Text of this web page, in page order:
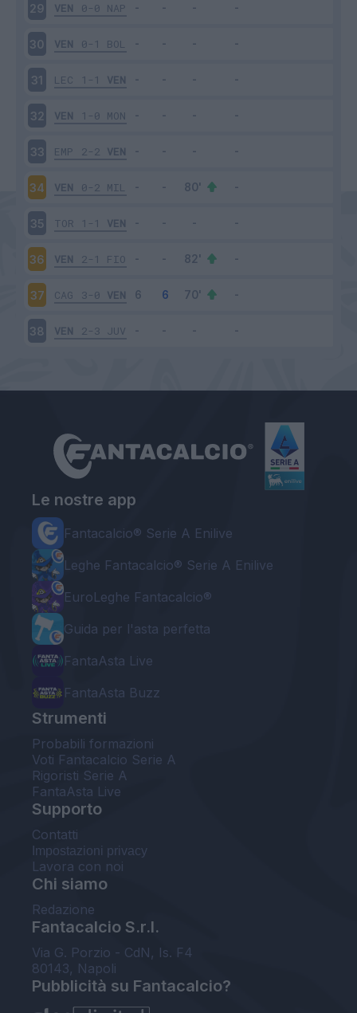
29 VEN 0-0 NAP
30 VEN 0-1 BOL
31 LEC 1-1 VEN
32 VEN 1-0 MON
33 EMP 2-2 VEN
34 VEN 0-2 MIL
35 TOR 1-1 VEN
36 VEN 2-1 FIO
37 CAG 3-0 VEN
38 VEN 2-3 JUV
Le nostre app
Fantacalcio® Serie A Enilive
Leghe Fantacalcio® Serie A Enilive
EuroLeghe Fantacalcio®
Guida per l'asta perfetta
FantaAsta Live
FantaAsta Buzz
Strumenti
Probabili formazioni
Voti Fantacalcio Serie A
Rigoristi Serie A
FantaAsta Live
Supporto
Contatti
Impostazioni privacy
Lavora con noi
Chi siamo
Redazione
Fantacalcio S.r.l.
Via G. Porzio - CdN, Is. F4
80143, Napoli
Pubblicità su Fantacalcio?